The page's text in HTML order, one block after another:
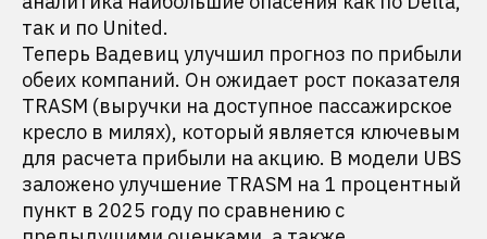
так и по United.
Теперь Вадевиц улучшил прогноз по прибыли
обеих компаний. Он ожидает рост показателя
TRASM (выручки на доступное пассажирское
кресло в милях), который является ключевым
для расчета прибыли на акцию. В модели UBS
заложено улучшение TRASM на 1 процентный
пункт в 2025 году по сравнению с